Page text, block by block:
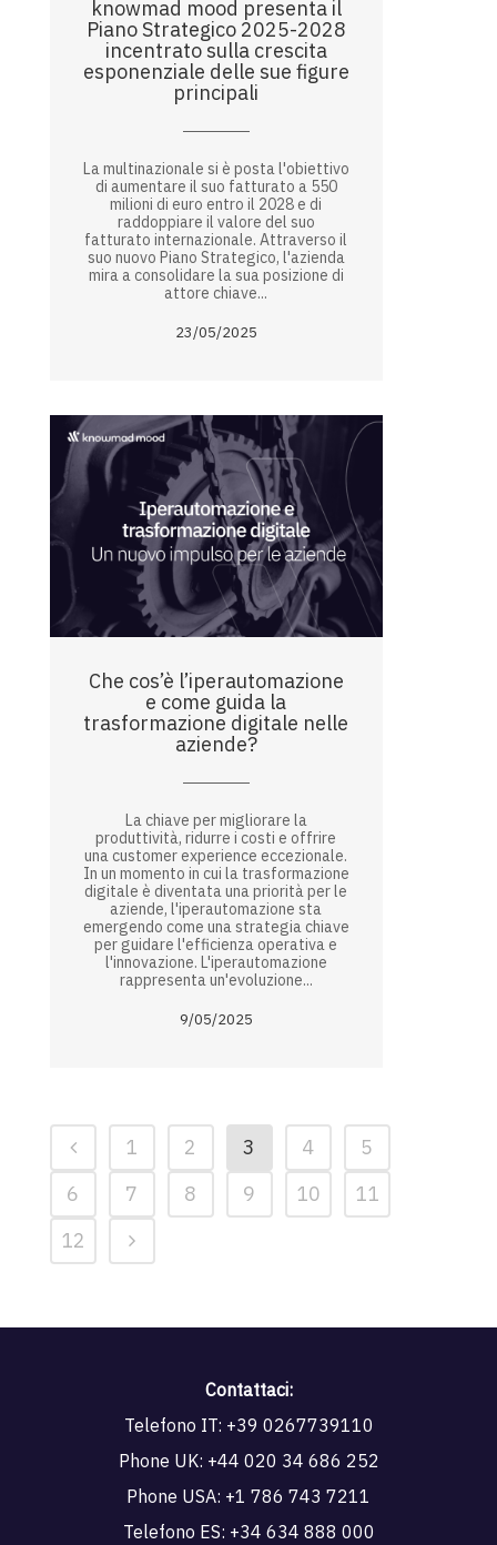
knowmad mood presenta il
Piano Strategico 2025-2028
incentrato sulla crescita
esponenziale delle sue figure
principali
La multinazionale si è posta l'obiettivo
di aumentare il suo fatturato a 550
milioni di euro entro il 2028 e di
raddoppiare il valore del suo
fatturato internazionale. Attraverso il
suo nuovo Piano Strategico, l'azienda
mira a consolidare la sua posizione di
attore chiave...
23/05/2025
Che cos’è l’iperautomazione
e come guida la
trasformazione digitale nelle
aziende?
La chiave per migliorare la
produttività, ridurre i costi e offrire
una customer experience eccezionale.
In un momento in cui la trasformazione
digitale è diventata una priorità per le
aziende, l'iperautomazione sta
emergendo come una strategia chiave
per guidare l'efficienza operativa e
l'innovazione. L'iperautomazione
rappresenta un'evoluzione...
9/05/2025
1 2 3 4
5
6
7 8 9 10
11
12
Contattaci:
Telefono IT: +39 0267739110
Phone UK: +44 020 34 686 252
Phone USA: +1 786 743 7211
Telefono ES: +34 634 888 000